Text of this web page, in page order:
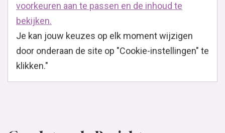
voorkeuren aan te passen en de inhoud te
bekijken.
Je kan jouw keuzes op elk moment wijzigen
door onderaan de site op "Cookie-instellingen" te
klikken."